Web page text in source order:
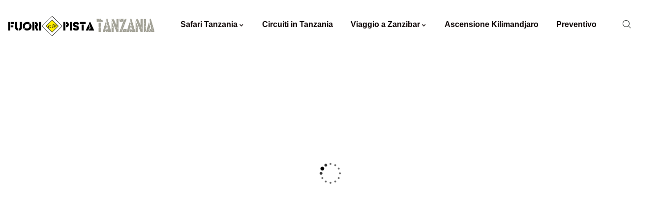
Safari Tanzania Circuiti in Tanzania Viaggio a Zanzibar Ascensione Kilimandjaro Preventivo